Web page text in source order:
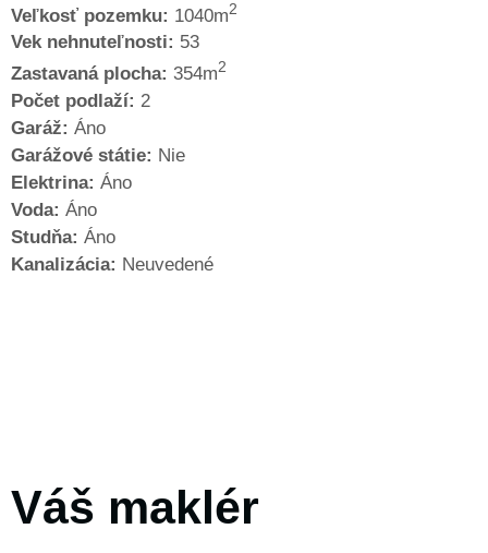
Veľkosť pozemku: 1040m2
Vek nehnuteľnosti: 53
Zastavaná plocha: 354m2
Počet podlaží: 2
Garáž: Áno
Garážové státie: Nie
Elektrina: Áno
Voda: Áno
Studňa: Áno
Kanalizácia: Neuvedené
Váš maklér